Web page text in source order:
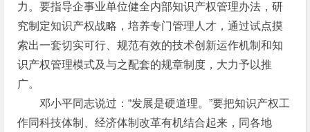
力。要指导企事业单位健全内部知识产权管理办法，研
究制定知识产权战略，培养专门管理人才，通过试点摸
索出一套切实可行、规范有效的技术创新运作机制和知
识产权管理模式及与之配套的规章制度，大力予以推
广。
邓小平同志说过：“发展是硬道理。”要把知识产权工
作同科技体制、经济体制改革有机结合起来，同各地